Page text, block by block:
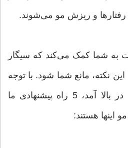
رفتارها و ریزش مو می‌شوند.
به شما کمک می‌کند که سیگار
این نکته، مانع شما شود. با توجه
به یافته‌های تحقیقی که در بالا آمد، 5 راه پیشنهادی ما
اینها هستند: